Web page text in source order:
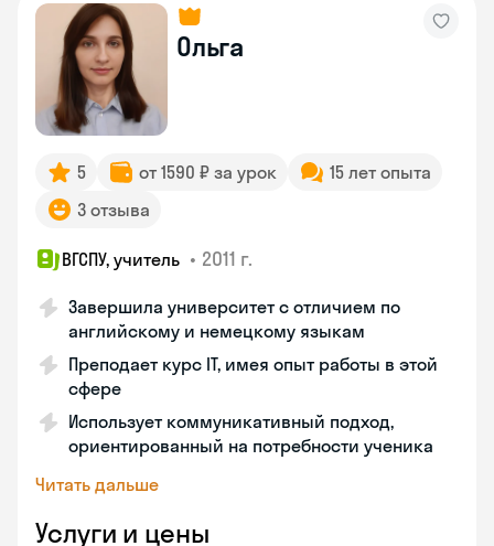
Ольга
5 от 1590 ₽ за урок
15 лет опыта
3 отзыва
ВГСПУ, учитель • 2011 г.
Завершила университет с отличием по
английскому и немецкому языкам
Преподает курс IT, имея опыт работы в этой
сфере
Использует коммуникативный подход,
ориентированный на потребности ученика
Читать дальше
Услуги и цены